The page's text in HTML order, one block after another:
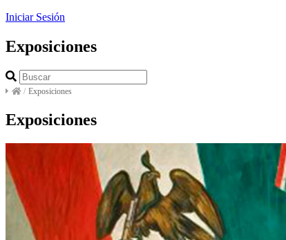
Iniciar Sesión
Exposiciones
/ Exposiciones
Exposiciones